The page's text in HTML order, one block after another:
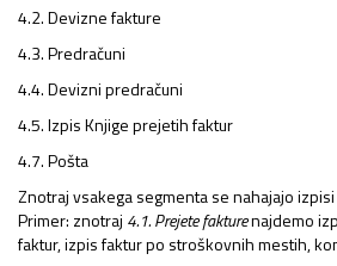
4.2. Devizne fakture
4.3. Predračuni
4.4. Devizni predračuni
4.5. Izpis Knjige prejetih faktur
4.7. Pošta
Znotraj vsakega segmenta se nahajajo
Primer: znotraj 4.1. Prejete fakturenajdemo
faktur, izpis faktur po stroškovnih mestih,